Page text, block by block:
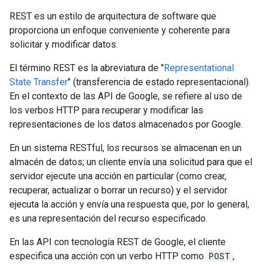
REST es un estilo de arquitectura de software que
proporciona un enfoque conveniente y coherente para
solicitar y modificar datos.
El término REST es la abreviatura de "Representational
State Transfer" (transferencia de estado representacional).
En el contexto de las API de Google, se refiere al uso de
los verbos HTTP para recuperar y modificar las
representaciones de los datos almacenados por Google.
En un sistema RESTful, los recursos se almacenan en un
almacén de datos; un cliente envía una solicitud para que el
servidor ejecute una acción en particular (como crear,
recuperar, actualizar o borrar un recurso) y el servidor
ejecuta la acción y envía una respuesta que, por lo general,
es una representación del recurso especificado.
En las API con tecnología REST de Google, el cliente
especifica una acción con un verbo HTTP como POST ,